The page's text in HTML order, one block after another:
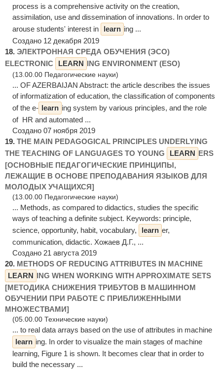
process is a comprehensive activity on the creation,
assimilation, use and dissemination of innovations. In order to
arouse students' interest in
learn ing ...
Создано 12 декабря 2019
18. ЭЛЕКТРОННАЯ СРЕДА ОБУЧЕНИЯ (ЭСО)
ELECTRONIC
LEARN ING ENVIRONMENT (ESO)
(13.00.00 Педагогические науки)
... OF AZERBAIJAN Abstract: the article describes the issues
of informatization of education, the classification of components
of the e- learn ing system by various principles, and the role
of HR and automated ...
Создано 07 ноября 2019
19. THE MAIN PEDAGOGICAL PRINCIPLES UNDERLYING
THE TEACHING OF LANGUAGES TO YOUNG
LEARN ERS
[ОСНОВНЫЕ ПЕДАГОГИЧЕСКИЕ ПРИНЦИПЫ,
ЛЕЖАЩИЕ В ОСНОВЕ ПРЕПОДАВАНИЯ ЯЗЫКОВ ДЛЯ
МОЛОДЫХ УЧАЩИХСЯ]
(13.00.00 Педагогические науки)
... Methods, as compared to didactics, studies the specific
ways of teaching a definite subject. Keywords: principle,
science, opportunity, habit, vocabulary,
learn er,
communication, didactic. Хожаев Д.Г., ...
Создано 21 августа 2019
20. METHODS OF REDUCING ATTRIBUTES IN MACHINE
LEARN ING WHEN WORKING WITH APPROXIMATE SETS
[МЕТОДИКА СНИЖЕНИЯ ТРИБУТОВ В МАШИННОМ
ОБУЧЕНИИ ПРИ РАБОТЕ С ПРИБЛИЖЕННЫМИ
МНОЖЕСТВАМИ]
(05.00.00 Технические науки)
... to real data arrays based on the use of attributes in machine
learn ing. In order to visualize the main stages of machine
learning, Figure 1 is shown. It becomes clear that in order to
build the necessary ...